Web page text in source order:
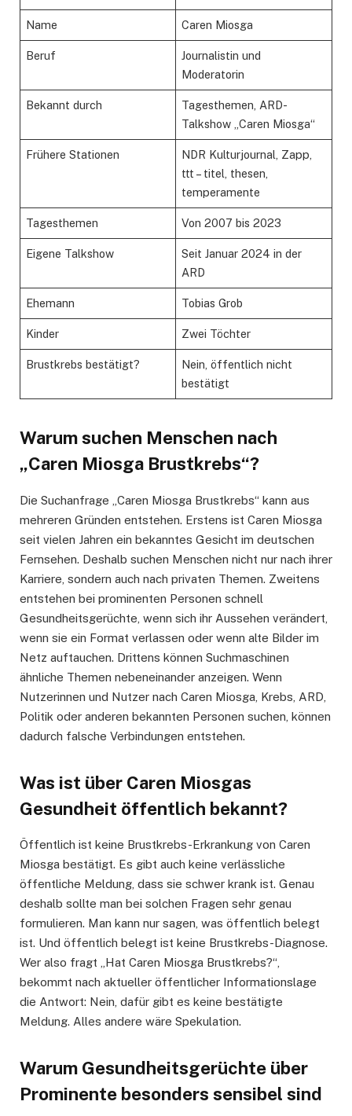
Name Caren Miosga
Beruf
Journalistin und
Moderatorin
Bekannt durch
Tagesthemen, ARD-
Talkshow „Caren Miosga“
Frühere Stationen
NDR Kulturjournal, Zapp,
ttt – titel, thesen,
temperamente
Tagesthemen Von 2007 bis 2023
Eigene Talkshow
Seit Januar 2024 in der
ARD
Ehemann Tobias Grob
Kinder Zwei Töchter
Brustkrebs bestätigt?
Nein, öffentlich nicht
bestätigt
Warum suchen Menschen nach
„Caren Miosga Brustkrebs“?
Die Suchanfrage „Caren Miosga Brustkrebs“ kann aus
mehreren Gründen entstehen. Erstens ist Caren Miosga
seit vielen Jahren ein bekanntes Gesicht im deutschen
Fernsehen. Deshalb suchen Menschen nicht nur nach ihrer
Karriere, sondern auch nach privaten Themen. Zweitens
entstehen bei prominenten Personen schnell
Gesundheitsgerüchte, wenn sich ihr Aussehen verändert,
wenn sie ein Format verlassen oder wenn alte Bilder im
Netz auftauchen. Drittens können Suchmaschinen
ähnliche Themen nebeneinander anzeigen. Wenn
Nutzerinnen und Nutzer nach Caren Miosga, Krebs, ARD,
Politik oder anderen bekannten Personen suchen, können
dadurch falsche Verbindungen entstehen.
Was ist über Caren Miosgas
Gesundheit öffentlich bekannt?
Öffentlich ist keine Brustkrebs-Erkrankung von Caren
Miosga bestätigt. Es gibt auch keine verlässliche
öffentliche Meldung, dass sie schwer krank ist. Genau
deshalb sollte man bei solchen Fragen sehr genau
formulieren. Man kann nur sagen, was öffentlich belegt
ist. Und öffentlich belegt ist keine Brustkrebs-Diagnose.
Wer also fragt „Hat Caren Miosga Brustkrebs?“,
bekommt nach aktueller öffentlicher Informationslage
die Antwort: Nein, dafür gibt es keine bestätigte
Meldung. Alles andere wäre Spekulation.
Warum Gesundheitsgerüchte über
Prominente besonders sensibel sind